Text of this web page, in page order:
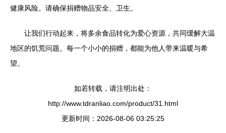
健康风险。请确保捐赠物品安全、卫生。
让我们行动起来，将多余食品转化为爱心资源，共同缓解大温
地区的饥荒问题。每一个小小的捐赠，都能为他人带来温暖与希
望。
如若转载，请注明出处：
http://www.tdranliao.com/product/31.html
更新时间：2026-08-06 03:25:25